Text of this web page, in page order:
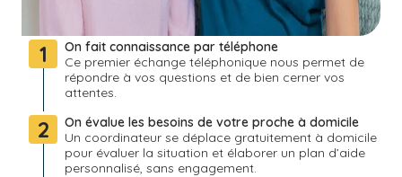
1
On fait connaissance par téléphone
Ce premier échange téléphonique nous permet de
répondre à vos questions et de bien cerner vos
attentes.
2
On évalue les besoins de votre proche à domicile
Un coordinateur se déplace gratuitement à domicile
pour évaluer la situation et élaborer un plan d’aide
personnalisé, sans engagement.